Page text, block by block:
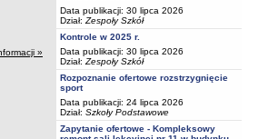
»
Data publikacji: 30 lipca 2026
Dział: Zespoły Szkół
Kontrole w 2025 r.
Data publikacji: 30 lipca 2026
Dział: Zespoły Szkół
Rozpoznanie ofertowe rozstrzygnięcie
sport
Data publikacji: 24 lipca 2026
Dział: Szkoły Podstawowe
Zapytanie ofertowe - Kompleksowy